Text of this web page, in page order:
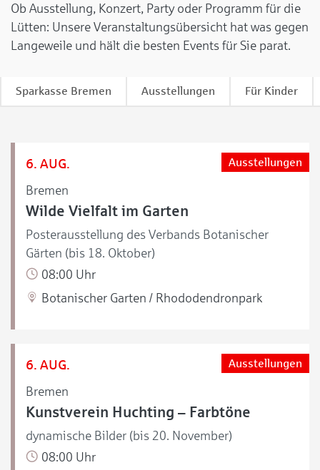
Ob Ausstellung, Konzert, Party oder Programm für die
Lütten: Unsere Veranstaltungsübersicht hat was gegen
Langeweile und hält die besten Events für Sie parat.
Sparkasse Bremen Ausstellungen Für Kinder
6. AUG.
Bremen
Ausstellungen
Wilde Vielfalt im Garten
Posterausstellung des Verbands Botanischer
Gärten (bis 18. Oktober)
08:00 Uhr
Botanischer Garten / Rhododendronpark
6. AUG.
Bremen
Ausstellungen
Kunstverein Huchting – Farbtöne
dynamische Bilder (bis 20. November)
08:00 Uhr